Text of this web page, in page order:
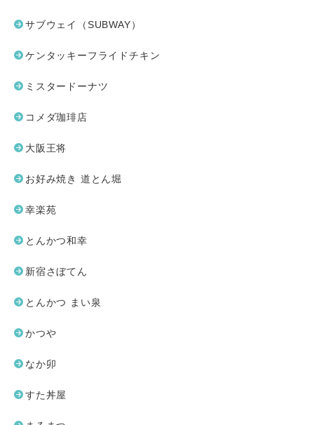
サブウェイ（SUBWAY）
ケンタッキーフライドチキン
ミスタードーナツ
コメダ珈琲店
大阪王将
お好み焼き 道とん堀
幸楽苑
とんかつ和幸
新宿さぼてん
とんかつ まい泉
かつや
なか卯
すた丼屋